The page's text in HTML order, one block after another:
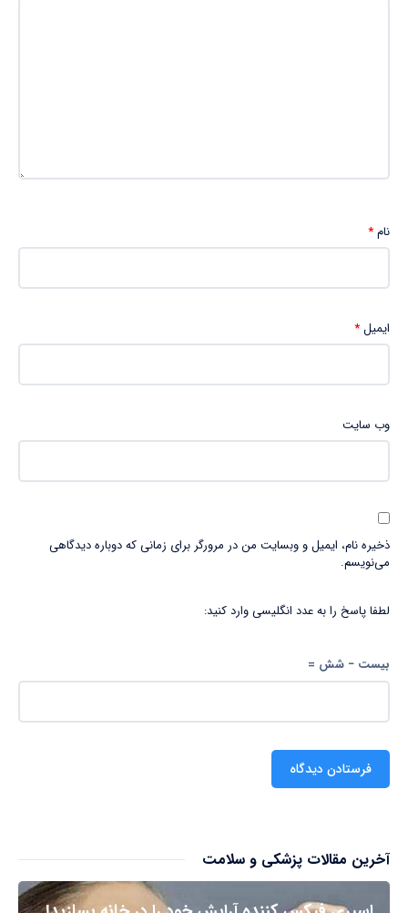
نام*
ایمیل*
وب‌ سایت
ذخیره نام، ایمیل و وبسایت من در مرورگر برای زمانی که دوباره دیدگاهی
می‌نویسم.
لطفا پاسخ را به عدد انگلیسی وارد کنید:
بیست − شش =
آخرین مقالات پزشکی و سلامت